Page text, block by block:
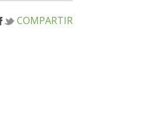
COMPARTIR